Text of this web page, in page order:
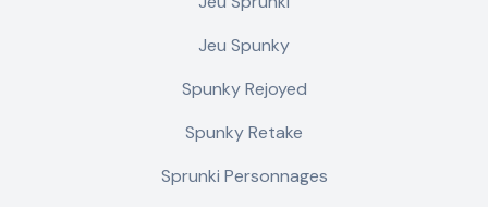
Jeu Spunky
Spunky Rejoyed
Spunky Retake
Sprunki Personnages